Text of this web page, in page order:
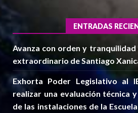
ENTRADAS
Avanza con orden y
extraordinario de Santiago
Exhorta Poder Legislativo al
realizar una evaluación técnica
de las instalaciones de la